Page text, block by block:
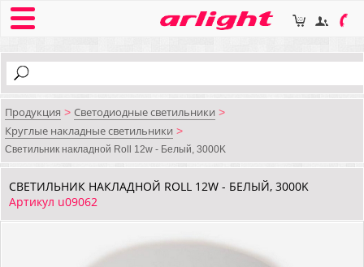
Продукция > Светодиодные светильники >
Круглые накладные светильники >
Светильник накладной Roll 12w - Белый, 3000K
СВЕТИЛЬНИК НАКЛАДНОЙ ROLL 12W - БЕЛЫЙ, 3000K
Артикул u09062